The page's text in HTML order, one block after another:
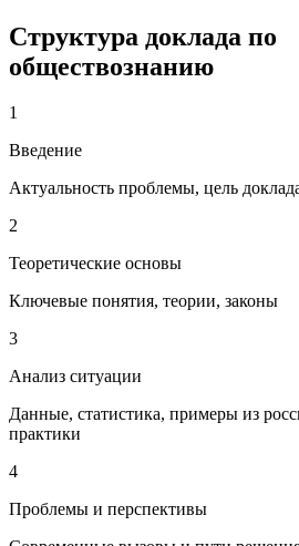
Структура доклада по
обществознанию
1
Введение
Актуальность проблемы, цель
2
Теоретические основы
Ключевые понятия, теории, законы
3
Анализ ситуации
Данные, статистика, примеры из
практики
4
Проблемы и перспективы